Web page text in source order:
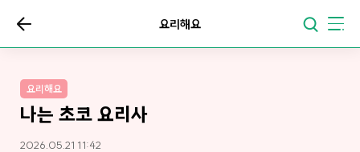
요리해요
요리해요
나는 초코 요리사
2026.05.21 11:42